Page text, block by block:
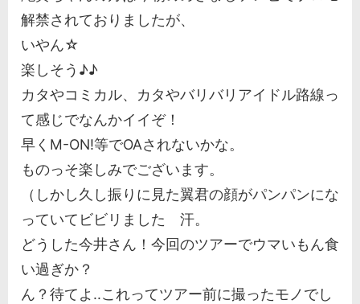
解禁されておりましたが、
いやん☆
楽しそう♪♪
カタやコミカル、カタやバリバリアイドル路線っ
て感じでなんかイイぞ！
早くM-ON!等でOAされないかな。
ものっそ楽しみでございます。
（しかし久し振りに見た翼君の顔がパンパンにな
っていてビビリました 汗。
どうした今井さん！今回のツアーでウマいもん食
い過ぎか？
ん？待てよ..これってツアー前に撮ったモノでし